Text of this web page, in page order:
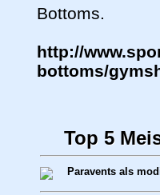
Bottoms.
http://
bottoms/
Top 5
Paravents als